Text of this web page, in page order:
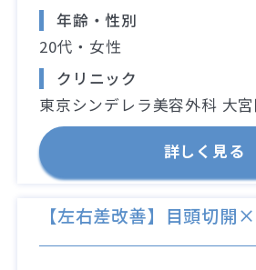
年齢・性別
20代・女性
クリニック
東京シンデレラ美容外科 大
詳しく見る
【左右差改善】目頭切開